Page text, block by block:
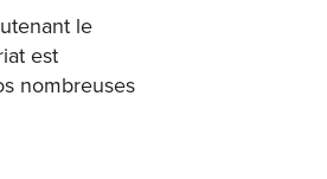
le
est
nombreuses